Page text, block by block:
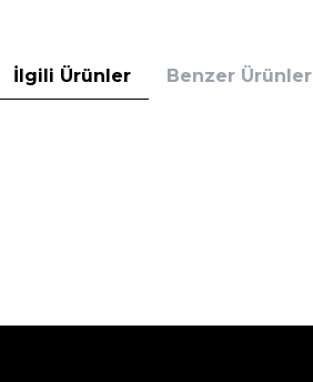
İlgili Ürünler Benzer Ürünler